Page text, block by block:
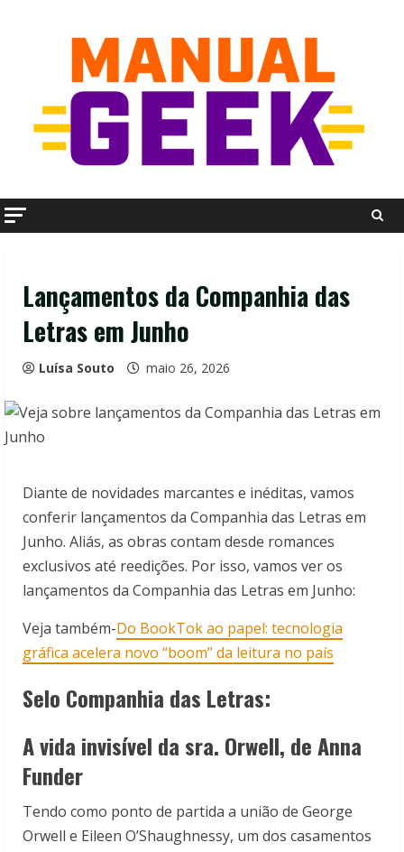
Lançamentos da Companhia das
Letras em Junho
Luísa Souto maio 26, 2026
Diante de novidades marcantes e inéditas, vamos
conferir lançamentos da Companhia das Letras em
Junho. Aliás, as obras contam desde romances
exclusivos até reedições. Por isso, vamos ver os
lançamentos da Companhia das Letras em Junho:
Veja também-Do BookTok ao papel: tecnologia
gráfica acelera novo “boom” da leitura no país
Selo Companhia das Letras:
A vida invisível da sra. Orwell, de Anna
Funder
Tendo como ponto de partida a união de George
Orwell e Eileen O’Shaughnessy, um dos casamentos